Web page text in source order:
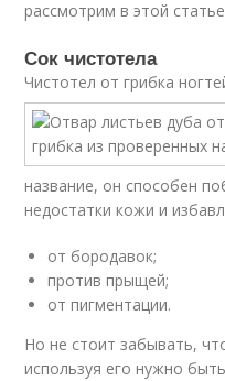
рассмотрим в этой
Сок чистотела
Чистотел от грибка
название, он способен
недостатки кожи и
от бородавок;
против прыщей;
от пигментации.
Но не стоит забывать,
используя его нужно